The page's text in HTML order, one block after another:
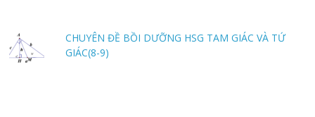
CHUYÊN ĐỀ BỒI DƯỠNG HSG TAM GIÁC VÀ TỨ
GIÁC(8-9)